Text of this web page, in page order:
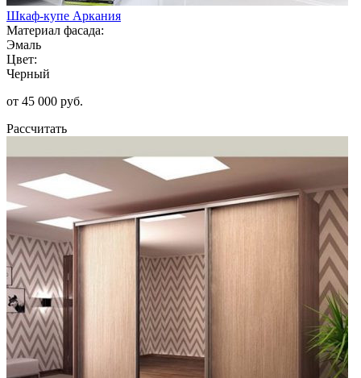
Шкаф-купе Аркания
Материал фасада:
Эмаль
Цвет:
Черный
от 45 000 руб.
Рассчитать